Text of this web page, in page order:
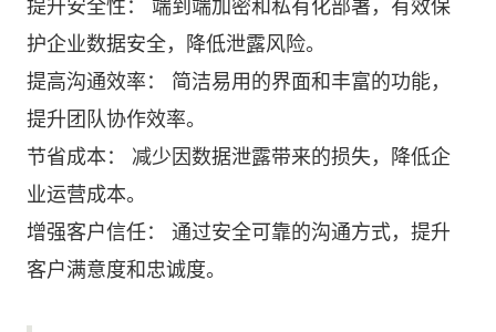
提升安全性： 端到端加密和私有化部署，有效保
护企业数据安全，降低泄露风险。
提高沟通效率： 简洁易用的界面和丰富的功能，
提升团队协作效率。
节省成本： 减少因数据泄露带来的损失，降低企
业运营成本。
增强客户信任： 通过安全可靠的沟通方式，提升
客户满意度和忠诚度。